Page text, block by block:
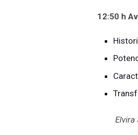
12:50 h
Elvira